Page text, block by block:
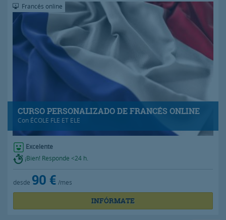
CURSO PERSONALIZADO DE FRANCÉS ONLINE
Con ÉCOLE FLE ET ELE
Francés online
Excelente
¡Bien! Responde <24 h.
desde 90 € /mes
INFÓRMATE